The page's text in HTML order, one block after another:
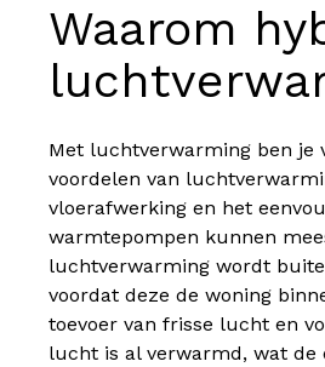
Waarom
Met luchtverwarming ben je
voordelen van
vloerafwerking en het
warmtepompen kunnen
luchtverwarming wordt
voordat deze de woning
toevoer van frisse lucht en
lucht is al verwarmd, wat de